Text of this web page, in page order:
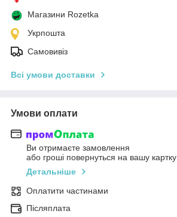
Магазини Rozetka
Укрпошта
Самовивіз
Всі умови доставки
Умови оплати
Ви отримаєте замовлення
або гроші повернуться на вашу картку
Детальніше
Оплатити частинами
Післяплата